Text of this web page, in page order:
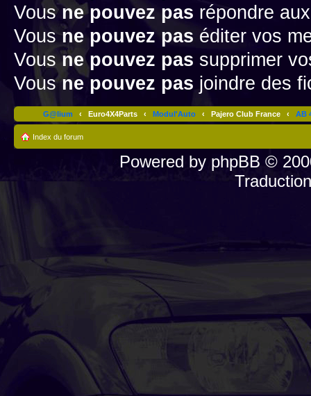
Vousne pouvez pas répondre
Vousne pouvez pas éditer vos
Vousne pouvez pas supprimer
Vousne pouvez pas joindre des
G@lium ‹ Euro4X4Parts ‹ Modul'Auto ‹ Pajero Club France ‹ AB
Index du forum
Powered by phpBB ©